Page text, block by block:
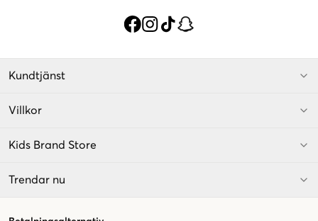
Kundtjänst
Villkor
Kids Brand Store
Trendar nu